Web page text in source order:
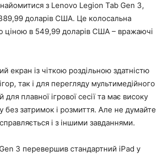
з Lenovo Legion Tab Gen 3,
доларів США. Це колосальна
ціною в 549,99 доларів США – вражаючі
із чіткою роздільною здатністю
так і для перегляду мультимедійного
плавної ігрової сесії та має високу
без затримок і розмиття. Але не
і з іншими завданнями.
3 перевершив стандартний iPad у